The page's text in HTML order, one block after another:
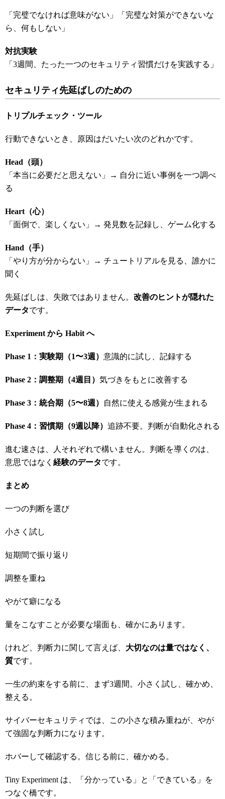
「完璧でなければ意味がない」「完璧な対策ができないな
ら、何もしない」
対抗実験
「3週間、たった一つのセキュリティ習慣だけを実践する」
セキュリティ先延ばしのための
トリプルチェック・ツール
行動できないとき、原因はだいたい次のどれかです。
Head （頭）
「本当に必要だと思えない」→ 自分に近い事例を一つ調べ
る
Heart （心）
「面倒で、楽しくない」→ 発見数を記録し、ゲーム化する
Hand （手）
「やり方が分からない」→ チュートリアルを見る、誰かに
聞く
先延ばしは、失敗ではありません。 改善のヒントが隠れた
データです。
Experiment から Habit へ
Phase 1 ：実験期（1〜3週） 意識的に試し、記録する
Phase 2 ：調整期（4週目） 気づきをもとに改善する
Phase 3 ：統合期（5〜8週） 自然に使える感覚が生まれる
Phase 4 ：習慣期（9週以降） 追跡不要。判断が自動化される
進む速さは、人それぞれで構いません。判断を導くのは、
意思ではなく 経験のデータです。
まとめ
一つの判断を選び
小さく試し
短期間で振り返り
調整を重ね
やがて癖になる
量をこなすことが必要な場面も、確かにあります。
けれど、判断力に関して言えば、 大切なのは量ではなく、
質です。
一生の約束をする前に、まず3週間。小さく試し、確かめ、
整える。
サイバーセキュリティでは、この小さな積み重ねが、やが
て強固な判断力になります。
ホバーして確認する。信じる前に、確かめる。
Tiny Experiment は、「分かっている」と「できている」を
つなぐ橋です。